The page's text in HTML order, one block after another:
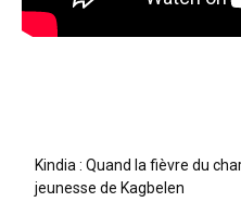
Kindia : Quand la fièvre du
jeunesse de Kagbelen